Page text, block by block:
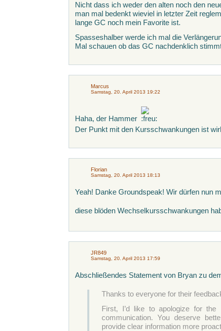
Nicht dass ich weder den alten noch den
man mal bedenkt wieviel in letzter Zeit
lange GC noch mein Favorite ist.
Spasseshalber werde ich mal die
Mal schauen ob das GC nachdenklich
Marcus
Samstag, 20. April 2013 19:22
Haha, der Hammer
Der Punkt mit den Kursschwankungen ist
Florian
Samstag, 20. April 2013 18:13
Yeah! Danke Groundspeak! Wir dürfen nun
diese blöden Wechselkursschwankungen
JR849
Samstag, 20. April 2013 17:59
Abschließendes Statement von Bryan zu
Thanks to everyone for their
First, I’d like to apologize for
communication. You deserve
provide clear information more